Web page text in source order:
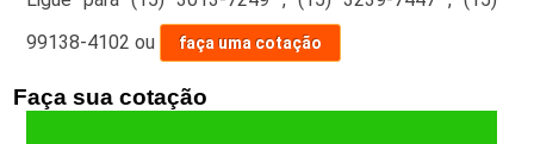
99138-4102 ou faça uma cotação
Faça sua cotação